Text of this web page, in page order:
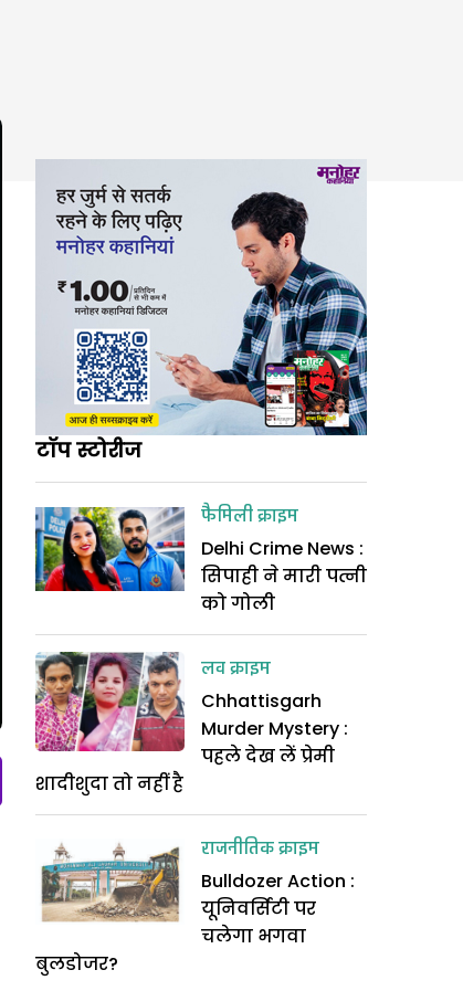
टॉप स्टोरीज
फैमिली क्राइम
Delhi Crime News :
सिपाही ने मारी पत्नी
को गोली
लव क्राइम
Chhattisgarh
Murder Mystery :
पहले देख लें प्रेमी
शादीशुदा तो नहीं है
राजनीतिक क्राइम
Bulldozer Action :
यूनिवर्सिटी पर
चलेगा भगवा
बुलडोजर?